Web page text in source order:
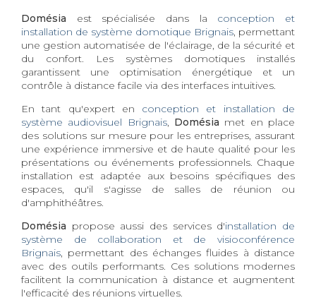
Domésia est spécialisée dans la conception et
installation de système domotique Brignais , permettant
une gestion automatisée de l'éclairage, de la sécurité et
du confort. Les systèmes domotiques installés
garantissent une optimisation énergétique et un
contrôle à distance facile via des interfaces intuitives.
En tant qu'expert en conception et installation de
système audiovisuel Brignais, Domésia met en place
des solutions sur mesure pour les entreprises, assurant
une expérience immersive et de haute qualité pour les
présentations ou événements professionnels. Chaque
installation est adaptée aux besoins spécifiques des
espaces, qu'il s'agisse de salles de réunion ou
d'amphithéâtres.
Domésia propose aussi des services d'installation de
système de collaboration et de visioconférence
Brignais , permettant des échanges fluides à distance
avec des outils performants. Ces solutions modernes
facilitent la communication à distance et augmentent
l'efficacité des réunions virtuelles.